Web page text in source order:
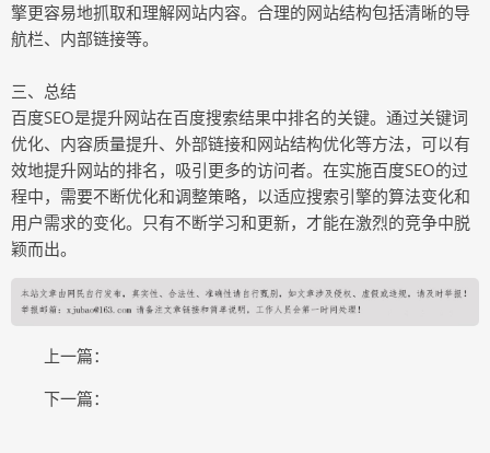
擎更容易地抓取和理解网站内容。合理的网站结构包括清晰的导
航栏、内部链接等。
三、总结
百度SEO是提升网站在百度搜索结果中排名的关键。通过关键词
优化、内容质量提升、外部链接和网站结构优化等方法，可以有
效地提升网站的排名，吸引更多的访问者。在实施百度SEO的过
程中，需要不断优化和调整策略，以适应搜索引擎的算法变化和
用户需求的变化。只有不断学习和更新，才能在激烈的竞争中脱
颖而出。
上一篇：
下一篇：